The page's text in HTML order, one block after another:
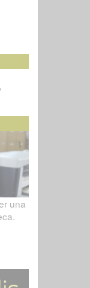
una